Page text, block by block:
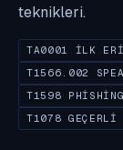
teknikleri.
TA0001 İLK
T1566.002
T1598
T1078 GEÇERLI